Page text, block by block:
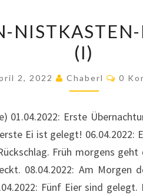
LOGBUCH
(I)
(I)
2, 2022 Chaberl 0
01.04.2022: Erste
Ei ist gelegt! 06.04.2022:
Früh morgens
08.04.2022: Am Morgen
Fünf Eier sind